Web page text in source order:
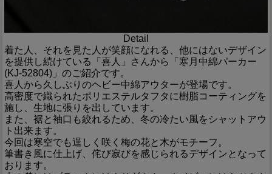
Detail
着た人、それを見た人が笑顔になれる、他にはないデザイン
を提供し続けている「喜人」さんから「寒月中綿パーカー
(KJ-52804)」のご紹介です。
喜人から久しぶりのヘビー中綿アウターが登場です。
高密度で織られたポリエステルタフタに樹脂コーティングを
施し、生地に張りを出しています。
また、裾と袖口も絞れるため、冬の冷たい風をシャットアウ
ト出来ます。
今回は寒空でも逞しく咲く梅の花と木がモチーフ。
筆書き風に仕上げ、侘び寂びを感じられるデザインとなって
おります。